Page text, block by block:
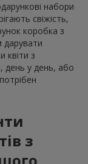
набори
свіжість,
коробка з
дарувати
квіти з
день у день, або
з